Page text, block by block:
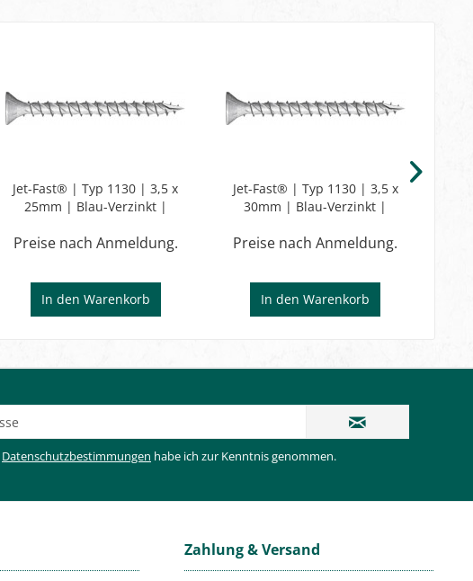
Jet-Fast® | Typ 1130 | 3,5 x
25mm | Blau-Verzinkt |
Preise nach Anmeldung.
In den Warenkorb
Jet-Fast® | Typ 1130 | 3,5 x
30mm | Blau-Verzinkt |
Preise nach Anmeldung.
In den Warenkorb
Datenschutzbestimmungen habe ich zur Kenntnis genommen.
Zahlung & Versand